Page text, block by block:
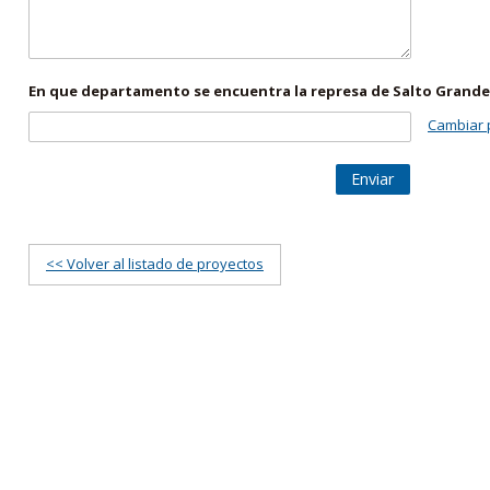
En que departamento se encuentra la represa de Salto
Cambiar
Enviar
<< Volver al listado de proyectos